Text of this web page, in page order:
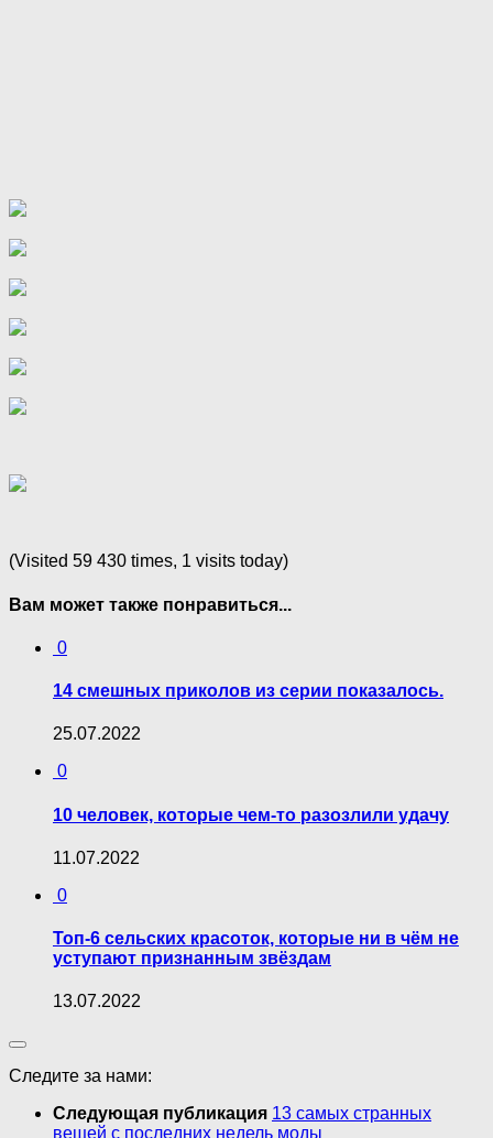
(Visited 59 430 times, 1 visits today)
Вам может также понравиться...
0
14 смешных приколов из серии показалось.
25.07.2022
0
10 человек, которые чем-то разозлили удачу
11.07.2022
0
Топ-6 сельских красоток, которые ни в чём не
уступают признанным звёздам
13.07.2022
Следите за нами:
Следующая публикация 13 самых странных
вещей с последних недель моды